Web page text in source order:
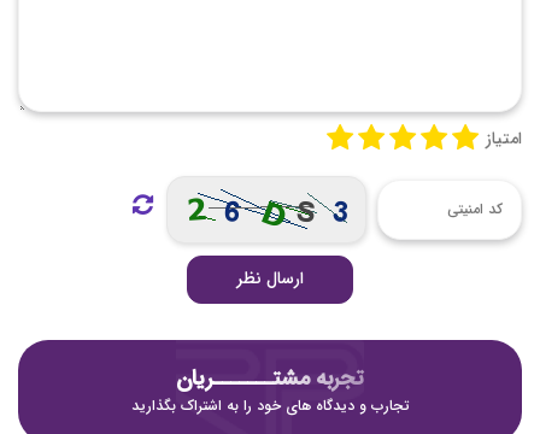
امتیاز
ارسال نظر
تجربه مشتـــــــریان
تجارب و دیدگاه های خود را به اشتراک بگذارید